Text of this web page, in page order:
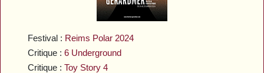
Festival : Reims Polar 2024
Critique :6 Underground
Critique :Toy Story 4